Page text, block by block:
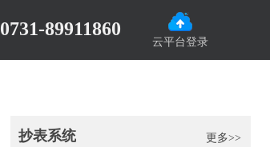
云平台登录
0731-89911860
抄表系统 更多>>